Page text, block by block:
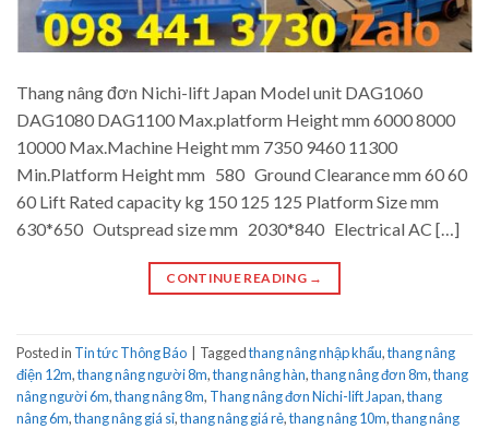
Thang nâng đơn Nichi-lift Japan Model unit DAG1060
DAG1080 DAG1100 Max.platform Height mm 6000 8000
10000 Max.Machine Height mm 7350 9460 11300
Min.Platform Height mm 580 Ground Clearance mm 60 60
60 Lift Rated capacity kg 150 125 125 Platform Size mm
630*650 Outspread size mm 2030*840 Electrical AC […]
CONTINUE READING →
Posted in Tin tức Thông Báo Taggedthang nâng nhập khẩu,thang nâng
điện 12m,thang nâng người 8m,thang nâng hàn,thang nâng đơn 8m,thang
nâng người 6m,thang nâng 8m, Thang nâng đơn Nichi-lift Japan,thang
nâng 6m,thang nâng giá sỉ,thang nâng giá rẻ,thang nâng 10m,thang nâng